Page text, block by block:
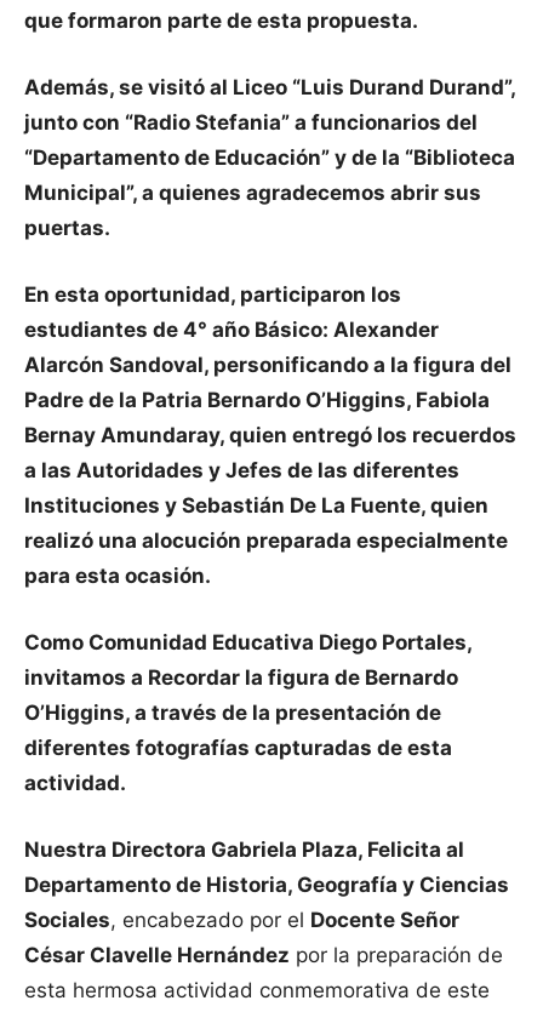
que formaron parte de esta propuesta.
Además, se visitó al Liceo “Luis Durand Durand”,
junto con “Radio Stefania” a funcionarios del
“Departamento de Educación” y de la “Biblioteca
Municipal”, a quienes agradecemos abrir sus
puertas.
En esta oportunidad, participaron los
estudiantes de 4° año Básico: Alexander
Alarcón Sandoval, personificando a la figura del
Padre de la Patria Bernardo O’Higgins, Fabiola
Bernay Amundaray, quien entregó los recuerdos
a las Autoridades y Jefes de las diferentes
Instituciones y Sebastián De La Fuente, quien
realizó una alocución preparada especialmente
para esta ocasión.
Como Comunidad Educativa Diego Portales,
invitamos a Recordar la figura de Bernardo
O’Higgins, a través de la presentación de
diferentes fotografías capturadas de esta
actividad.
Nuestra Directora Gabriela Plaza, Felicita al
Departamento de Historia, Geografía y Ciencias
Sociales, encabezado por el Docente Señor
César Clavelle Hernández por la preparación de
esta hermosa actividad conmemorativa de este